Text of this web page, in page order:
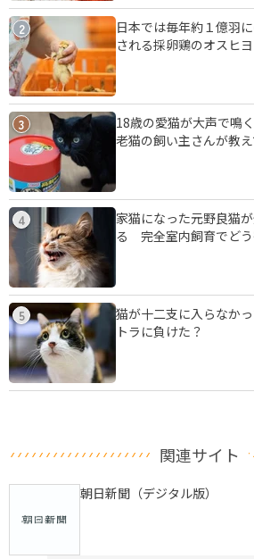
2
日本では毎年約１億羽
される採卵鶏のオスヒ
3
18歳の愛猫が大声で鳴
老猫の飼い主さんが教
4
家猫になった元野良猫
る 完全室内飼育でどう
5
猫が十二支に入らなか
トラに負けた？
関連サイト
朝日新聞（デジタル版）